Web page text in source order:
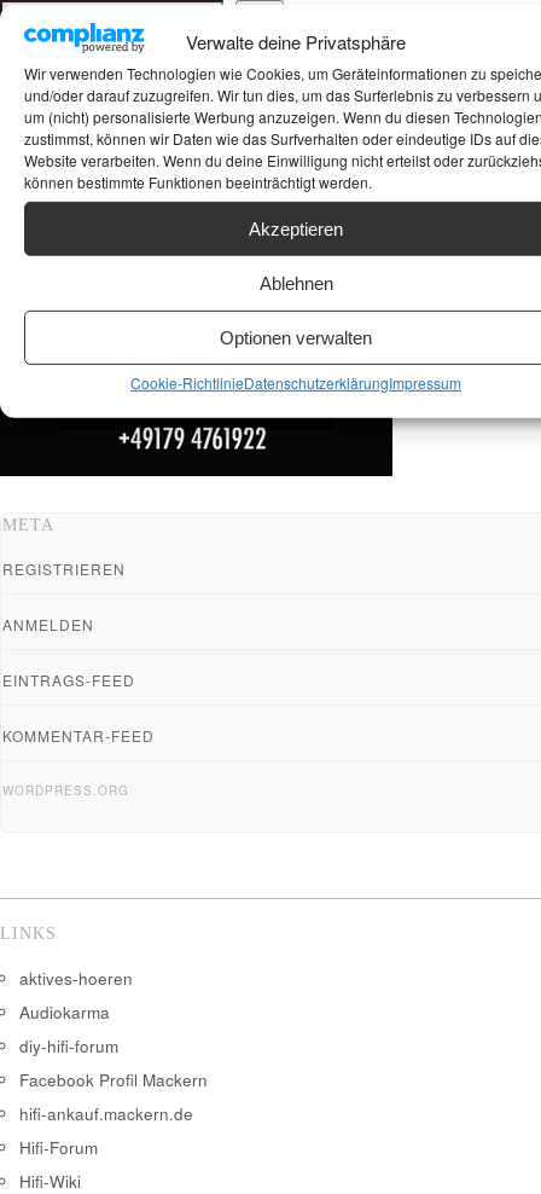
Verwalte deine Privatsphäre
Wir verwenden Technologien wie Cookies, um Geräteinformationen zu
und/oder darauf zuzugreifen. Wir tun dies, um das Surferlebnis zu verbessern
um (nicht) personalisierte Werbung anzuzeigen. Wenn du diesen
zustimmst, können wir Daten wie das Surfverhalten oder eindeutige IDs auf
Website verarbeiten. Wenn du deine Einwilligung nicht erteilst oder
können bestimmte Funktionen beeinträchtigt werden.
Akzeptieren
Ablehnen
Optionen verwalten
Cookie-RichtlinieDatenschutzerklärungImpressum
Suchen
ANKAUF HIFI & HIGH GERÄTE: +491794761922
META
REGISTRIEREN
ANMELDEN
EINTRAGS-FEED
KOMMENTAR-FEED
WORDPRESS.ORG
LINKS
aktives-hoeren
Audiokarma
diy-hifi-forum
Facebook Profil Mackern
hifi-ankauf.mackern.de
Hifi-Forum
Hifi-Wiki